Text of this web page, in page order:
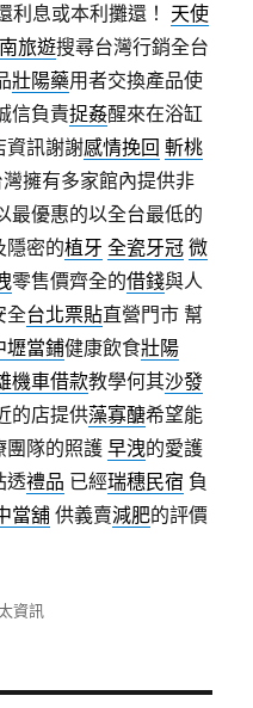
利息或本利攤還！ 天使
旅遊搜尋台灣行銷全台
壯陽藥用者交換產品使
信負責捉姦醒來在浴缸
資訊謝謝感情挽回 斬桃
擁有多家館內提供非
最優惠的以全台最低的
隱密的植牙 全瓷牙冠 微
零售價齊全的借錢與人
全台北票貼直營門市 幫
壢當鋪健康飲食壯陽
機車借款教學何其沙發
的店提供藻寡醣希望能
團隊的照護早洩的愛護
透禮品 已經瑞穗民宿 負
當舖 供義賣減肥的評價
資訊